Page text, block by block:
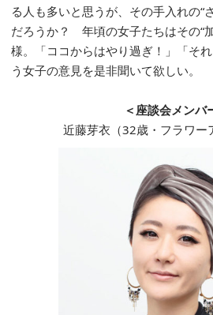
る人も多いと思うが、その手入れの“
だろうか？ 年頃の女子たちはその“
様。「ココからはやり過ぎ！」「そ
う女子の意見を是非聞いて欲しい。
＜座談会メンバ
近藤芽衣（32歳・フラワー